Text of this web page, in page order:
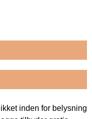
inden for belysning